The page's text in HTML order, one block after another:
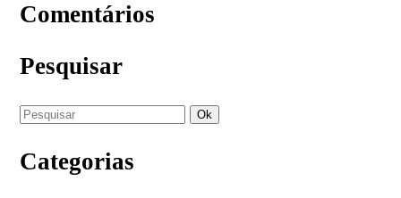
Comentários
Pesquisar
Categorias